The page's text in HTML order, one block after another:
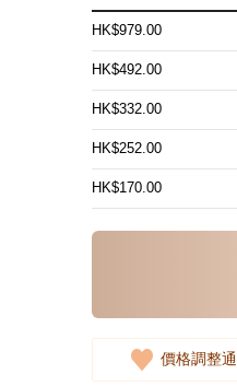
HK$979.00
HK$492.00
HK$332.00
HK$252.00
HK$170.00
價格調整